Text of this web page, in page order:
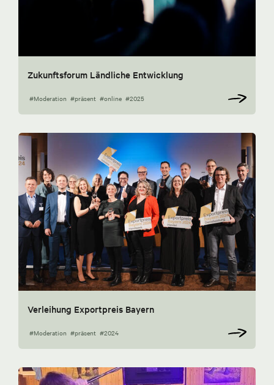
Zukunftsforum Ländliche Entwicklung
#Moderation #präsent #online #2025
Verleihung Exportpreis Bayern
#Moderation #präsent #2024